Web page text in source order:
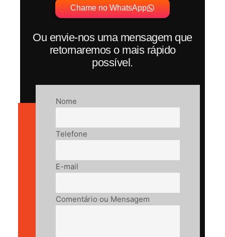
Chame no WhatsApp
Ou envie-nos uma mensagem que
retornaremos o mais rápido
possível.
Nome
Telefone
E-mail
Comentário ou Mensagem